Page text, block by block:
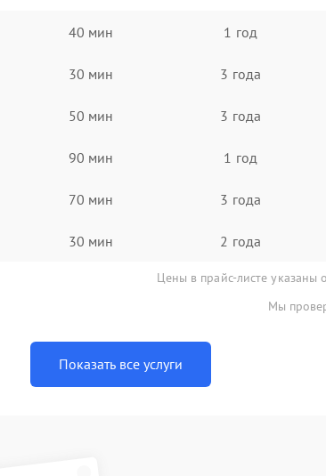
40 мин 1 год
30 мин 3 года
50 мин 3 года
90 мин 1 год
70 мин 3 года
30 мин 2 года
Цены в прайс-листе указаны
Мы
Показать все услуги